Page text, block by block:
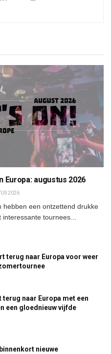
Europa: augustus 2026
2026
hebben een ontzettend drukke
tournees...
terug naar Europa voor weer
terug naar Europa met een
een gloednieuw vijfde
nieuwe